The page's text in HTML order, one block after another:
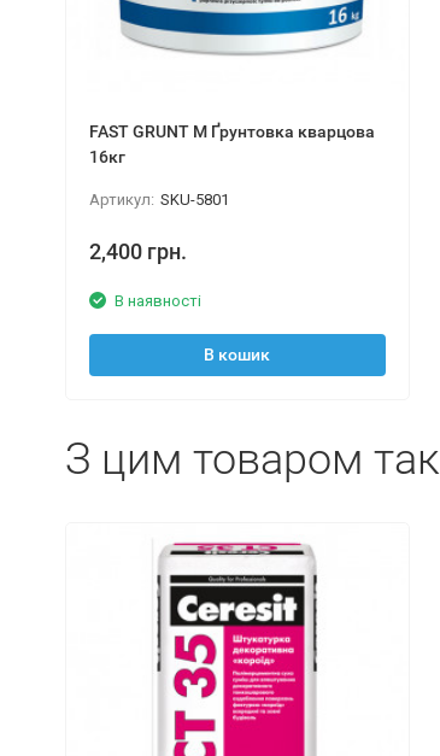
FAST GRUNT М Ґрунтовка кварцова
16кг
Артикул: SKU-5801
2,400 грн.
В наявності
В кошик
З цим товаром